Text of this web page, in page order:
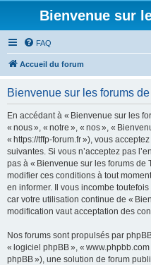
Bienvenue sur
FAQ
Accueil du forum
Bienvenue sur les forums
En accédant à « Bienvenue sur les
« nous », « notre », « nos », «
« https://tffp-forum.fr »), vous
suivantes. Si vous n’acceptez pas
pas à « Bienvenue sur les forums de
modifier ces conditions à tout
en informer. Il vous incombe
car votre utilisation continue de «
modification vaut acceptation des
Nos forums sont propulsés par
« logiciel phpBB », «
phpBB »), une solution de forum